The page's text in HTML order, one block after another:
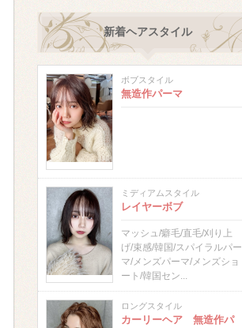
新着ヘアスタイル
ボブスタイル
無造作パーマ
ミディアムスタイル
レイヤーボブ
マッシュ/癖毛/直毛/刈り上
げ/束感/韓国/スパイラルパー
マ/メンズパーマ/メンズショ
ート/韓国セン...
ロングスタイル
カーリーヘア 無造作パ